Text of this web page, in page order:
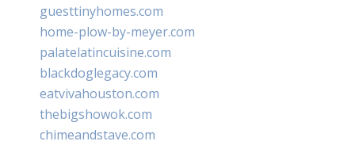
guesttinyhomes.com
home-plow-by-meyer.com
palatelatincuisine.com
blackdoglegacy.com
eatvivahouston.com
thebigshowok.com
chimeandstave.com